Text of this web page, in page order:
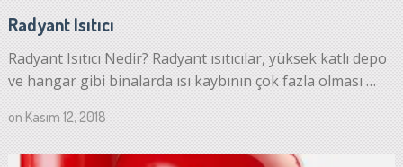
Radyant Isıtıcı
Radyant Isıtıcı Nedir? Radyant ısıtıcılar, yüksek katlı depo
ve hangar gibi binalarda ısı kaybının çok fazla olması …
on Kasım 12, 2018